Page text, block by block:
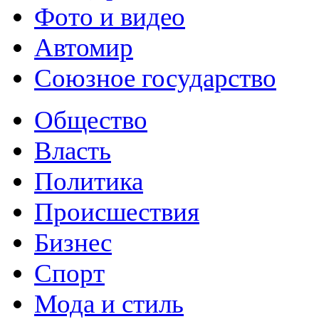
Фото и видео
Автомир
Союзное государство
Общество
Власть
Политика
Происшествия
Бизнес
Спорт
Мода и стиль